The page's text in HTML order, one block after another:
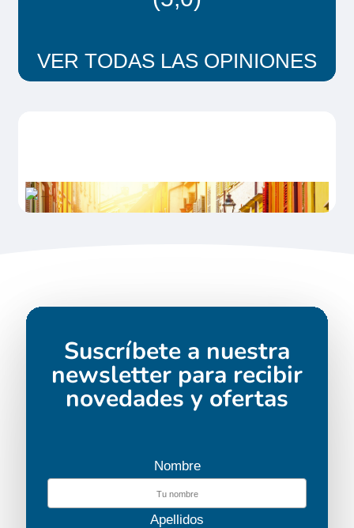
VER TODAS LAS OPINIONES
Suscríbete a nuestra
newsletter para recibir
novedades y ofertas
Nombre
Apellidos